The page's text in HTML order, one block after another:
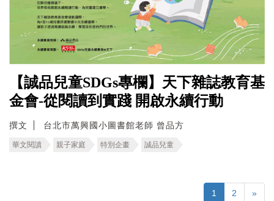
【誠品兒童SDGs專欄】天下雜誌教育基
金會-從閱讀到實踐 開啟永續行動
撰文 台北市萬興國小圖書館老師 曾品方
華文閱讀 親子家庭 特別企畫 誠品兒童
1 2 »